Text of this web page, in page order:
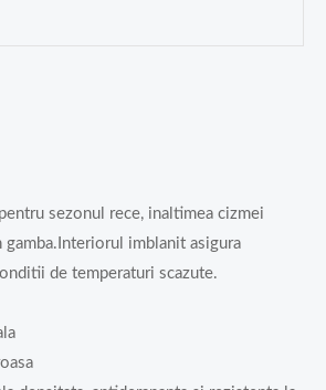
sezonul rece, inaltimea cizmei
gamba.Interiorul imblanit asigura
de temperaturi scazute.